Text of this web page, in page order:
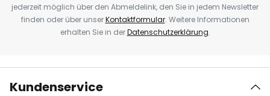
jederzeit möglich über den Abmeldelink, den Sie in jedem Newsletter
finden oder über unserKontaktformular. Weitere Informationen
erhalten Sie in derDatenschutzerklärung.
Kundenservice